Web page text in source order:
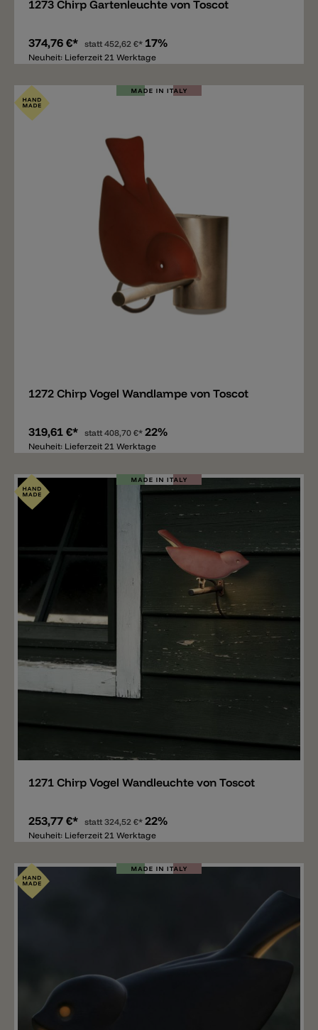
1273 Chirp Gartenleuchte von Toscot
374,76 €* statt452,62 €* 17%
Neuheit: Lieferzeit 21 Werktage
1272 Chirp Vogel Wandlampe von Toscot
319,61 €* statt408,70 €* 22%
Neuheit: Lieferzeit 21 Werktage
1271 Chirp Vogel Wandleuchte von Toscot
253,77 €* statt324,52 €* 22%
Neuheit: Lieferzeit 21 Werktage